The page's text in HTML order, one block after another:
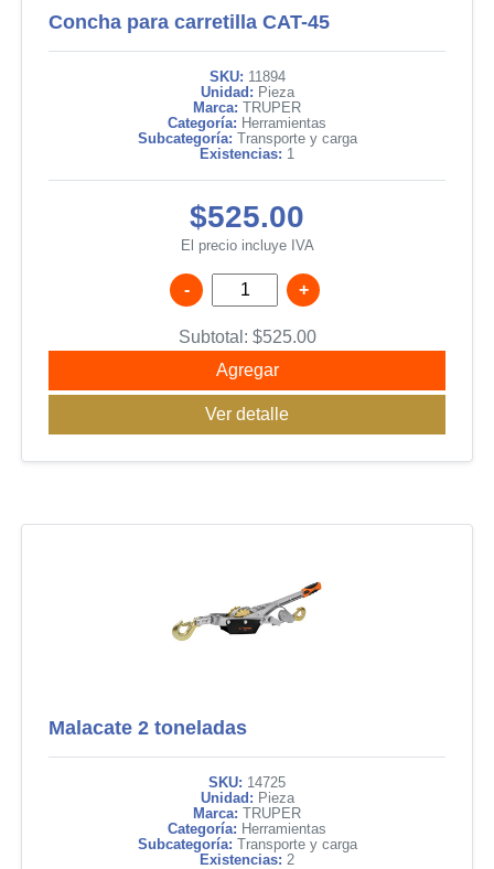
Concha para carretilla CAT-45
SKU: 11894
Unidad: Pieza
Marca: TRUPER
Categoría: Herramientas
Subcategoría: Transporte y carga
Existencias: 1
$525.00
El precio incluye IVA
- +
Subtotal: $525.00
Agregar
Ver detalle
Malacate 2 toneladas
SKU: 14725
Unidad: Pieza
Marca: TRUPER
Categoría: Herramientas
Subcategoría: Transporte y carga
Existencias: 2